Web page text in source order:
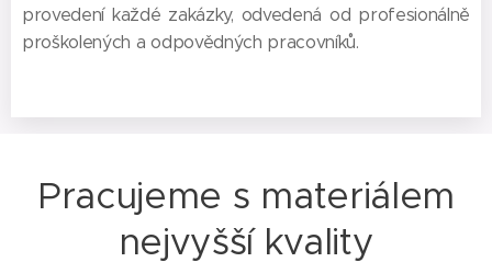
provedení každé zakázky, odvedená od profesionálně
proškolených a odpovědných pracovníků.
Pracujeme s materiálem
nejvyšší kvality